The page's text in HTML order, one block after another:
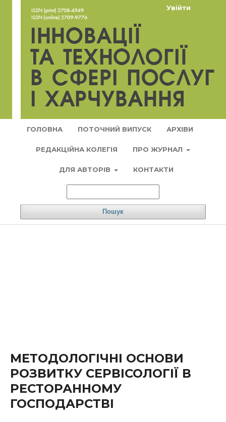
ГОЛОВНА ПОТОЧНИЙ ВИПУСК АРХІВИ
РЕДАКЦІЙНА КОЛЕГІЯ ПРО ЖУРНАЛ
ДЛЯ АВТОРІВ КОНТАКТИ
Пошук
Увійти
МЕТОДОЛОГІЧНІ ОСНОВИ
РОЗВИТКУ СЕРВІСОЛОГІЇ В
РЕСТОРАННОМУ
ГОСПОДАРСТВІ